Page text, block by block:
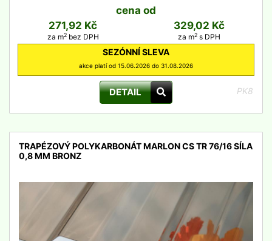
cena od
271,92 Kč
za m2bez DPH
329,02 Kč
za m2 s DPH
SEZÓNNÍ SLEVA
akce platí od 15.06.2026 do 31.08.2026
DETAIL PK8
TRAPÉZOVÝ POLYKARBONÁT MARLON CS TR 76/16 SÍLA
0,8 MM BRONZ